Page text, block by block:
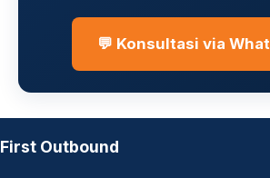
💬 Konsultasi via
First Outbound